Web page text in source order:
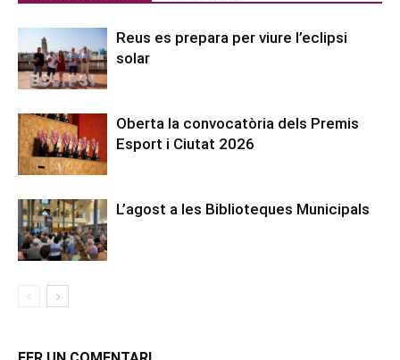
Reus es prepara per viure l’eclipsi
solar
Oberta la convocatòria dels Premis
Esport i Ciutat 2026
L’agost a les Biblioteques Municipals